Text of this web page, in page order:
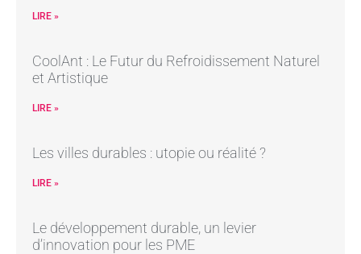
LIRE »
CoolAnt : Le Futur du Refroidissement Naturel
et Artistique
LIRE »
Les villes durables : utopie ou réalité ?
LIRE »
Le développement durable, un levier
d’innovation pour les PME